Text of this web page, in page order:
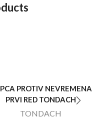
PROTIV NEVREMENA
PRVI RED TONDACH
TONDACH